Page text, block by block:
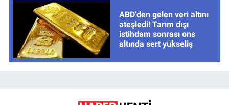
ABD’den gelen veri altını
ateşledi! Tarım dışı
istihdam sonrası ons
altında sert yükseliş